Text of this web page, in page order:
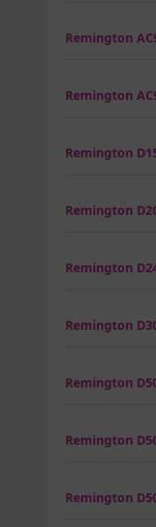
Remington
Remington
Remington
Remington
Remington
Remington
Remington
Remington
Remington